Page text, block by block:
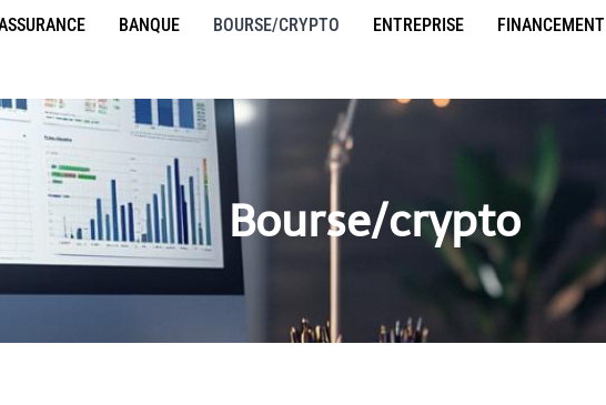
BANQUE BOURSE/CRYPTO ENTREPRISE FINANCEMENT
Bourse/crypto